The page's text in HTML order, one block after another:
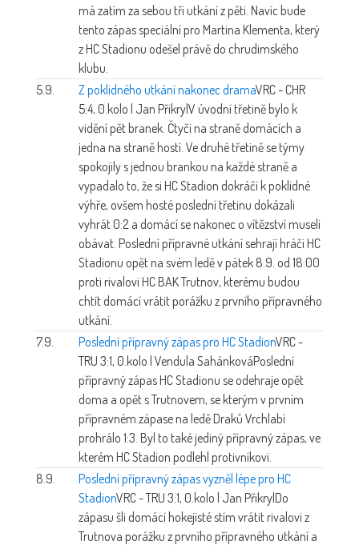
má zatím za sebou tři utkání z pěti. Navíc bude
tento zápas speciální pro Martina Klementa, který
z HC Stadionu odešel právě do chrudimského
klubu.
5.9.
Z poklidného utkání nakonec dramaVRC - CHR
5:4, 0.kolo | Jan PřikrylV úvodní třetině bylo k
vidění pět branek. Čtyči na straně domácích a
jedna na straně hostí. Ve druhé třetině se týmy
spokojily s jednou brankou na každé straně a
vypadalo to, že si HC Stadion dokráčí k poklidné
výhře, ovšem hosté poslední třetinu dokázali
vyhrát 0:2 a domácí se nakonec o vítězství museli
obávat. Poslední přípravné utkání sehrají hráči HC
Stadionu opět na svém ledě v pátek 8.9. od 18:00
proti rivalovi HC BAK Trutnov, kterému budou
chtít domácí vrátit porážku z prvního přípravného
utkání.
7.9.
Poslední přípravný zápas pro HC StadionVRC -
TRU 3:1, 0.kolo | Vendula SahánkováPoslední
přípravný zápas HC Stadionu se odehraje opět
doma a opět s Trutnovem, se kterým v prvním
přípravném zápase na ledě Draků Vrchlabí
prohrálo 1:3. Byl to také jediný přípravný zápas, ve
kterém HC Stadion podlehl protivníkovi.
8.9.
Poslední přípravný zápas vyzněl lépe pro HC
StadionVRC - TRU 3:1, 0.kolo | Jan PřikrylDo
zápasu šli domácí hokejisté stím vrátit rivalovi z
Trutnova porážku z prvního přípravného utkání a